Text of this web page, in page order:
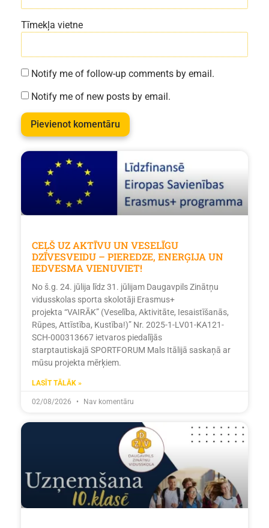
Tīmekļa vietne
Notify me of follow-up comments by email.
Notify me of new posts by email.
CEĻŠ UZ AKTĪVU UN VESELĪGU
DZĪVESVEIDU – PIEREDZE, ENERĢIJA UN
IEDVESMA VIENUVIET!
No š.g. 24. jūlija līdz 31. jūlijam Daugavpils Zinātņu
vidusskolas sporta skolotāji Erasmus+
projekta “VAIRĀK” (Veselība, Aktivitāte, Iesaistīšanās,
Rūpes, Attīstība, Kustība!)” Nr. 2025-1-LV01-KA121-
SCH-000313667 ietvaros piedalījās
starptautiskajā SPORTFORUM Mals Itālijā saskaņā ar
mūsu projekta mērķiem.
LASĪT TĀLĀK »
02/08/2026 Nav komentāru